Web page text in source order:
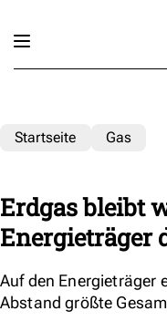
Startseite Gas
Erdgas bleibt
Energieträger
Auf den Energieträger
Abstand größte